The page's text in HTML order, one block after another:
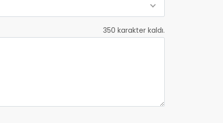
350 karakter kaldı.